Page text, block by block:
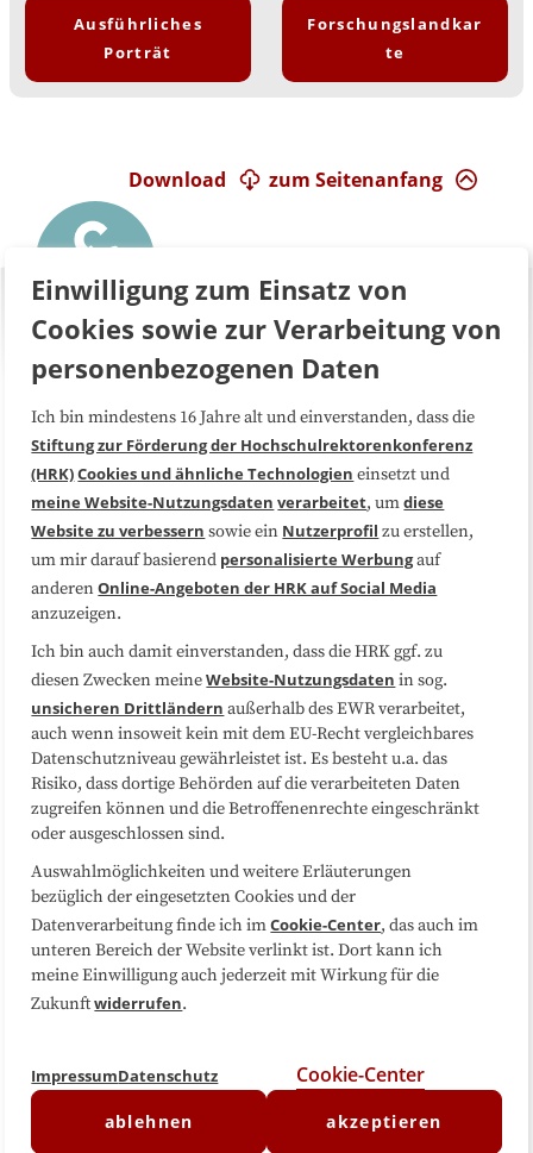
Ausführliches
Porträt
Forschungslandkar
te
zum Seitenanfang
Download
Über uns FAQ
Medienarbeit Kooperationen
Datenschutzerklärung Impressum
Sitemap
Folgen Sie uns
Einwilligung zum Einsatz von
Cookies sowie zur Verarbeitung von
personenbezogenen Daten
Ich bin mindestens 16 Jahre alt und einverstanden, dass die
Stiftung zur Förderung der Hochschulrektorenkonferenz
(HRK)Cookies und ähnliche Technologien einsetzt und
meine Website-Nutzungsdaten verarbeitet, umdiese
Website zu verbessern sowie ein Nutzerprofil zu erstellen,
um mir darauf basierend personalisierte Werbungauf
anderenOnline-Angeboten der HRK auf Social Media
anzuzeigen.
Ich bin auch damit einverstanden, dass die HRK ggf. zu
diesen Zwecken meineWebsite-Nutzungsdaten in sog.
unsicheren Drittländern außerhalb des EWR verarbeitet,
auch wenn insoweit kein mit dem EU-Recht vergleichbares
Datenschutzniveau gewährleistet ist. Es besteht u.a. das
Risiko, dass dortige Behörden auf die verarbeiteten Daten
zugreifen können und die Betroffenenrechte eingeschränkt
oder ausgeschlossen sind.
Auswahlmöglichkeiten und weitere Erläuterungen
bezüglich der eingesetzten Cookies und der
Datenverarbeitung finde ich imCookie-Center, das auch im
unteren Bereich der Website verlinkt ist. Dort kann ich
meine Einwilligung auch jederzeit mit Wirkung für die
Zukunftwiderrufen.
ImpressumDatenschutz Cookie-Center
ablehnen akzeptieren